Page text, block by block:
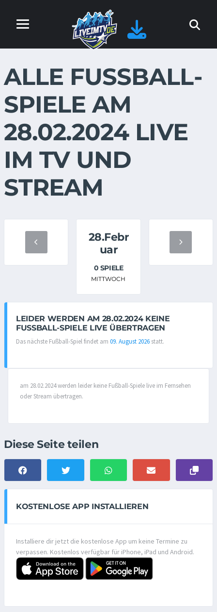
ALLE FUSSBALL-S
PIELE AM 2
8.02.2024 LIVE I
M TV UND S
TREAM
28.Febr
uar
0 SPIELE
MITTWOCH
LEIDER WERDEN AM 28.02.2024 KEINE
FUSSBALL-SPIELE LIVE ÜBERTRAGEN
Das nächste Fußball-Spiel findet am 09. August 2026 statt.
am 28.02.2024 werden leider keine Fußball-Spiele live im Fernsehen
oder Stream übertragen.
Diese Seite teilen
KOSTENLOSE APP INSTALLIEREN
Installiere dir jetzt die kostenlose App um keine Termine zu
verpassen. Kostenlos verfügbar für iPhone, iPad und Android.